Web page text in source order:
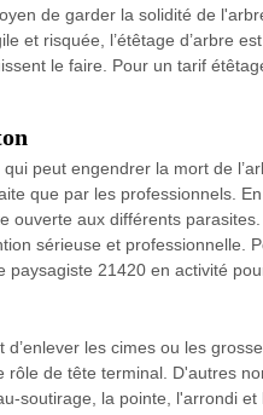
de garder la solidité de
et risquée, l’étêtage d’arbre
le faire. Pour un tarif
peut engendrer la mort de
que par les professionnels.
ouverte aux différents
sérieuse et professionnelle.
21420 en activité
les cimes ou les
de tête terminal. D'autres
soutirage, la pointe, l'arrondi